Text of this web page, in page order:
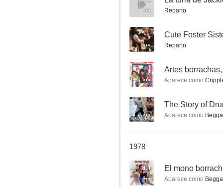
--
El aprendiz del mono borracho
Reparto
-- Cute Foster
Reparto
-- Artes
Aparece como Crippled
-- The Story of
Aparece como
1978
8.1
Aparece como